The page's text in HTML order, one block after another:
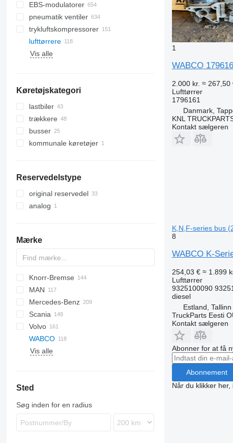
EBS-modulatorer
pneumatik ventiler
trykluftskompressorer
lufttørrere
Vis alle
Køretøjskategori
lastbiler
trækkere
busser
kommunale køretøjer
Reservedelstype
original reservedel
analog
Mærke
CF
LF
XF
XG
Cargo
F-MAX
Daily
EuroCargo
S-Way
Stralis
Trakker
Axer
Citelis
Crossway
Daily
Domino
Evadys
Karosa
Knorr-Bremse
MAN
A-series
F90
L2000
LE
Lion's series
TGX
Mercedes-Benz
A-Class
Actros
Antos
Arocs
Integro
LK
Cityliner
Jetliner
Skyliner
Kerax
Magnum
Major
Mascott
Scania
P-series
R-series
Prestij
Volvo
B-series
FH
VNL
WABCO
Vis alle
Sted
Søg inden for en radius
1
WABCO
2.000 kr. ≈ 267,50
Lufttørrer
1796161
Danmark,
KNL
Kontakt sælgeren
K,N,F-series bus
8
WABCO K-
254,03 € ≈ 1.899
Lufttørrer
9325100090
diesel
Estland, Tallinn
TruckParts Eesti
Kontakt sælgeren
Abonner for at få
Abonnement
Når du klikker